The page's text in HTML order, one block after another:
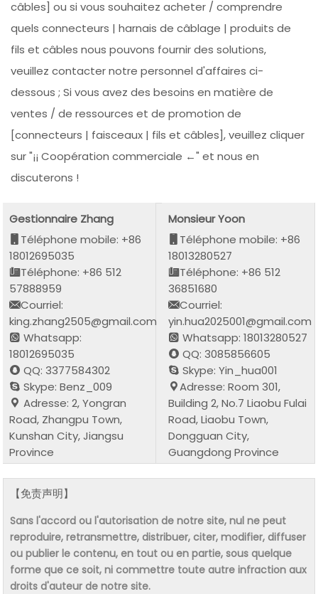
câbles] ou si vous souhaitez acheter / comprendre
quels connecteurs | harnais de câblage | produits de
fils et câbles nous pouvons fournir des solutions,
veuillez contacter notre personnel d'affaires ci-
dessous ; Si vous avez des besoins en matière de
ventes / de ressources et de promotion de
[connecteurs | faisceaux | fils et câbles], veuillez cliquer
sur "¡¡ Coopération commerciale ←" et nous en
discuterons !
Gestionnaire Zhang
Téléphone mobile: +86
18012695035
Téléphone: +86 512
57888959
Courriel:
king.zhang2505@gmail.com
Whatsapp:
18012695035
QQ: 3377584302
Skype: Benz_009
Adresse: 2, Yongran
Road, Zhangpu Town,
Kunshan City, Jiangsu
Province
Monsieur Yoon
Téléphone mobile: +86
18013280527
Téléphone: +86 512
36851680
Courriel:
yin.hua2025001@gmail.com
Whatsapp: 18013280527
QQ: 3085856605
Skype: Yin_hua001
Adresse: Room 301,
Building 2, No.7 Liaobu Fulai
Road, Liaobu Town,
Dongguan City,
Guangdong Province
【免责声明】
Sans l'accord ou l'autorisation de notre site, nul ne peut
reproduire, retransmettre, distribuer, citer, modifier, diffuser
ou publier le contenu, en tout ou en partie, sous quelque
forme que ce soit, ni commettre toute autre infraction aux
droits d'auteur de notre site.